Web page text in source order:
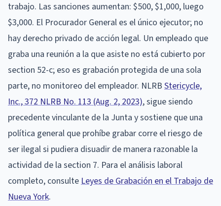
trabajo. Las sanciones aumentan: $500, $1,000, luego
$3,000. El Procurador General es el único ejecutor; no
hay derecho privado de acción legal. Un empleado que
graba una reunión a la que asiste no está cubierto por
section 52-c; eso es grabación protegida de una sola
parte, no monitoreo del empleador. NLRB Stericycle,
Inc., 372 NLRB No. 113 (Aug. 2, 2023), sigue siendo
precedente vinculante de la Junta y sostiene que una
política general que prohíbe grabar corre el riesgo de
ser ilegal si pudiera disuadir de manera razonable la
actividad de la section 7. Para el análisis laboral
completo, consulteLeyes de Grabación en el Trabajo de
Nueva York.